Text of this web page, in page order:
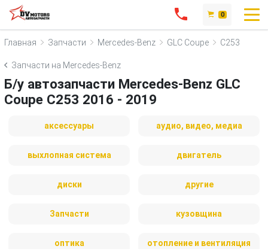
0
Главная Запчасти Mercedes-Benz GLC Coupe C253
Запчасти на Mercedes-Benz
Б/у автозапчасти Mercedes-Benz GLC
Coupe C253 2016 - 2019
аксессуары аудио, видео, медиа
выхлопная система двигатель
диски другие
Запчасти кузовщина
оптика отопление и вентиляция